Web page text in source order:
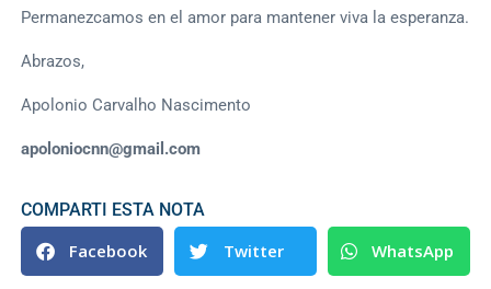
Permanezcamos en el amor para mantener viva la esperanza.
Abrazos,
Apolonio Carvalho Nascimento
apoloniocnn@gmail.com
COMPARTI ESTA NOTA
Facebook Twitter WhatsApp